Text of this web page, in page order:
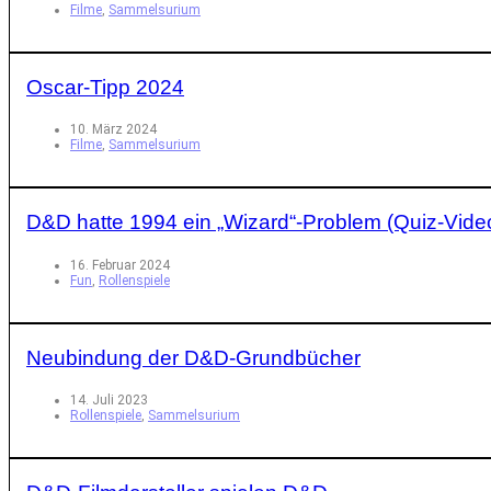
Filme Sammelsurium
Oscar-Tipp 2024
10. März 2024
Filme, Sammelsurium
D&D hatte 1994 ein „Wizard“-Problem (Quiz-
16. Februar 2024
Fun Rollenspiele
Neubindung der D&D-Grundbücher
14. Juli 2023
Rollenspiele, Sammelsurium